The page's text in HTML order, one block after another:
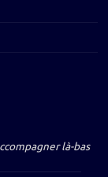
là-bas